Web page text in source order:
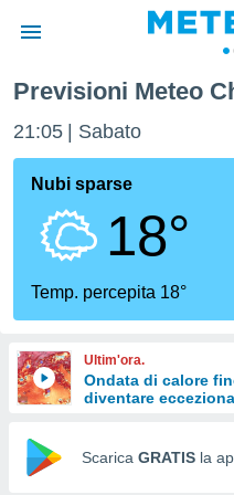
di
per
le
di
Web
Previsioni Meteo
21:05 Sabato
Nubi sparse
18°
Temp. percepita 18°
Ultim'ora.
Ondata di calore
diventare
Scarica GRATIS la